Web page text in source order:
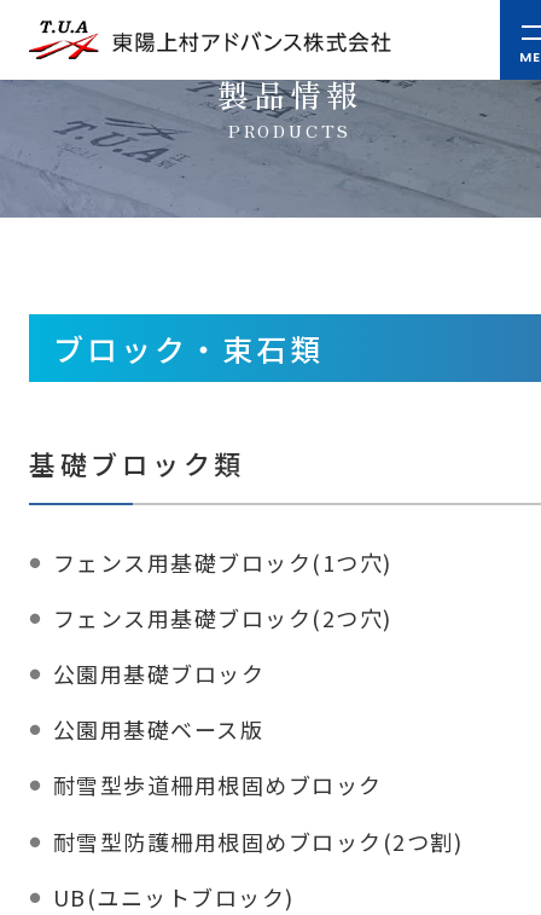
製品情報
PRODUCTS
ブロック・束石類
基礎ブロック類
フェンス用基礎ブロック(1つ穴)
フェンス用基礎ブロック(2つ穴)
公園用基礎ブロック
公園用基礎ベース版
耐雪型歩道柵用根固めブロック
耐雪型防護柵用根固めブロック(2つ割)
UB(ユニットブロック)